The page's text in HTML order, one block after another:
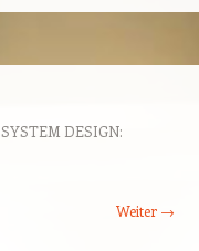
SYSTEM DESIGN:
Weiter →